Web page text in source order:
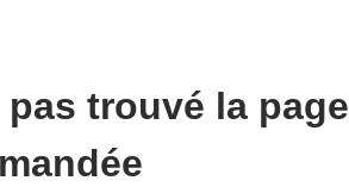
trouvé la page